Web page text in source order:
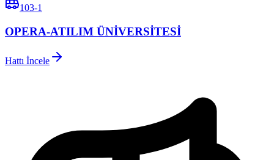
103-1
OPERA-ATILIM ÜNİVERSİTESİ
Hattı İncele